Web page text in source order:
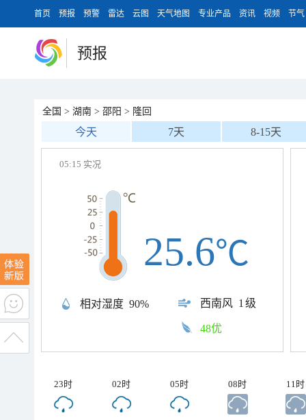
首页 预报 预警 雷达 云图 天气地图 专业产品 资讯 视频 节气
预报
全国 > 湖南 > 邵阳 > 隆回
今天 7天 8-15天
05:15 实况
相对湿度 90% 西南风 1级
25.6℃
48优
23时 02时 05时 08时 11时